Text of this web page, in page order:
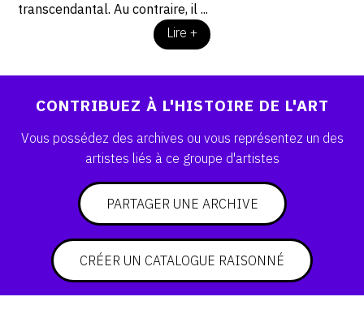
SUIVEZ-NOUS
PINTEREST
transcendantal. Au contraire, il ...
Lire +
CONTRIBUEZ À L'HISTOIRE DE L'ART
Vous possédez des archives ou vous représentez un des
artistes liés à ce groupe d'artistes
PARTAGER UNE ARCHIVE
CRÉER UN CATALOGUE RAISONNÉ